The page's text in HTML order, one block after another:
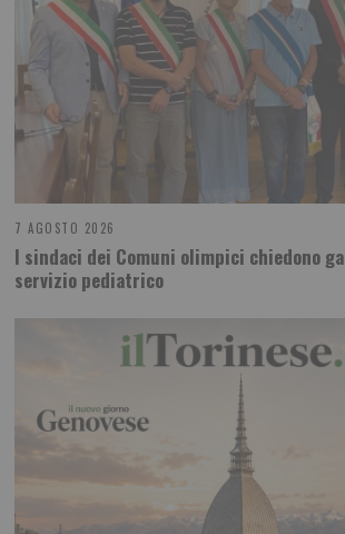
7 AGOSTO 2026
I sindaci dei Comuni olimpici chiedono
servizio pediatrico